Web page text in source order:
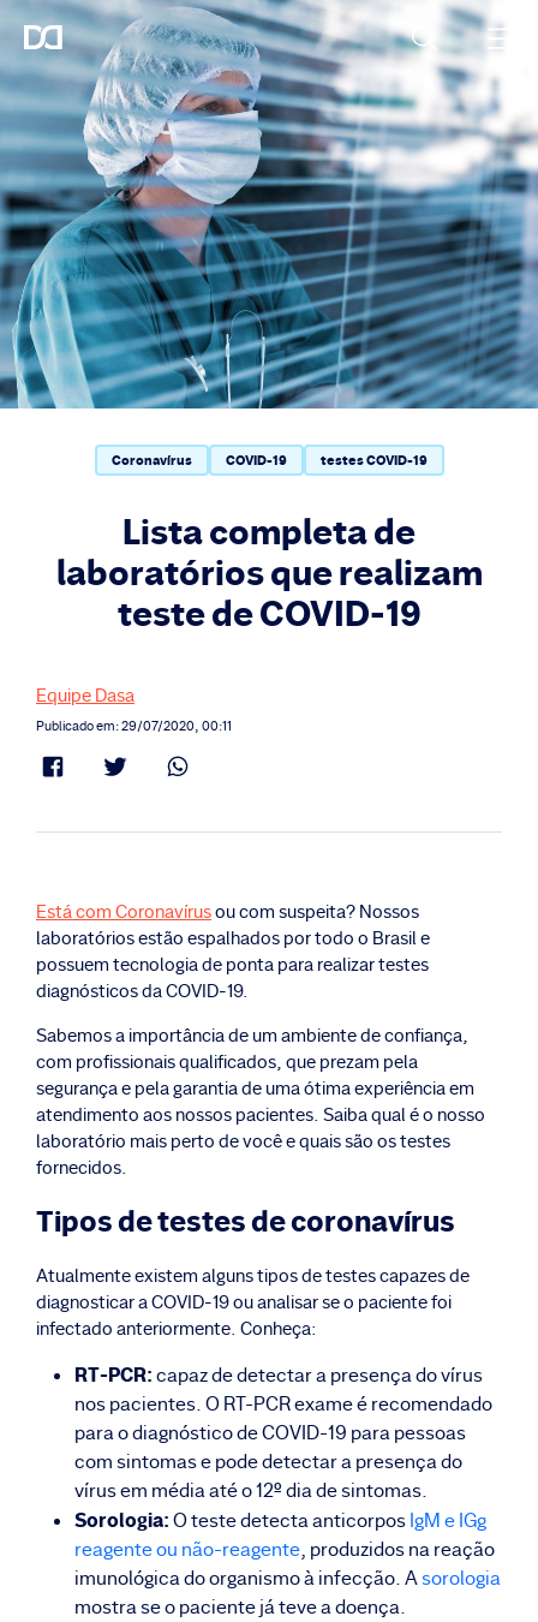
Coronavírus COVID-19 testes COVID-19
Lista completa de
laboratórios que realizam
teste de COVID-19
Equipe Dasa
Publicado em: 29/07/2020, 00:11
Está com Coronavírusou com suspeita? Nossos
laboratórios estão espalhados por todo o Brasil e
possuem tecnologia de ponta para realizar testes
diagnósticos da COVID-19.
Sabemos a importância de um ambiente de confiança,
com profissionais qualificados, que prezam pela
segurança e pela garantia de uma ótima experiência em
atendimento aos nossos pacientes. Saiba qual é o nosso
laboratório mais perto de você e quais são os testes
fornecidos.
Tipos de testes de coronavírus
Atualmente existem alguns tipos de testes capazes de
diagnosticar a COVID-19 ou analisar se o paciente foi
infectado anteriormente. Conheça:
RT-PCR:capaz de detectar a presença do vírus
nos pacientes. O RT-PCR exame é recomendado
para o diagnóstico de COVID-19 para pessoas
com sintomas e pode detectar a presença do
vírus em média até o 12º dia de sintomas.
Sorologia:O teste detecta anticorposIgM e IGg
reagente ou não-reagente, produzidos na reação
imunológica do organismo à infecção. Asorologia
mostra se o paciente já teve a doença.